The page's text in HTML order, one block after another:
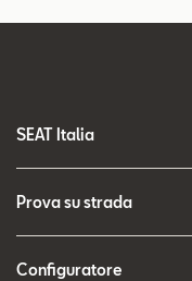
SEAT Italia
Prova su strada
Configuratore